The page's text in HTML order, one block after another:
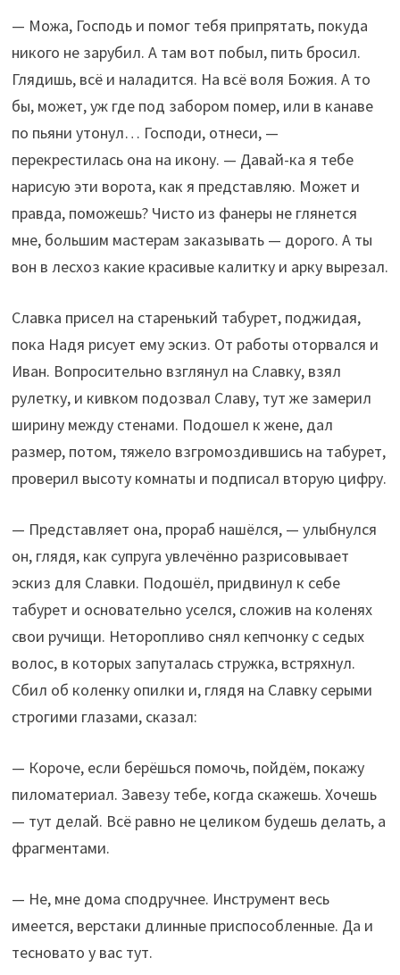
— Можа, Господь и помог тебя припрятать, покуда
никого не зарубил. А там вот побыл, пить бросил.
Глядишь, всё и наладится. На всё воля Божия. А то
бы, может, уж где под забором помер, или в канаве
по пьяни утонул… Господи, отнеси, —
перекрестилась она на икону. — Давай-ка я тебе
нарисую эти ворота, как я представляю. Может и
правда, поможешь? Чисто из фанеры не глянется
мне, большим мастерам заказывать — дорого. А ты
вон в лесхоз какие красивые калитку и арку вырезал.
Славка присел на старенький табурет, поджидая,
пока Надя рисует ему эскиз. От работы оторвался и
Иван. Вопросительно взглянул на Славку, взял
рулетку, и кивком подозвал Славу, тут же замерил
ширину между стенами. Подошел к жене, дал
размер, потом, тяжело взгромоздившись на табурет,
проверил высоту комнаты и подписал вторую цифру.
— Представляет она, прораб нашёлся, — улыбнулся
он, глядя, как супруга увлечённо разрисовывает
эскиз для Славки. Подошёл, придвинул к себе
табурет и основательно уселся, сложив на коленях
свои ручищи. Неторопливо снял кепчонку с седых
волос, в которых запуталась стружка, встряхнул.
Сбил об коленку опилки и, глядя на Славку серыми
строгими глазами, сказал:
— Короче, если берёшься помочь, пойдём, покажу
пиломатериал. Завезу тебе, когда скажешь. Хочешь
— тут делай. Всё равно не целиком будешь делать, а
фрагментами.
— Не, мне дома сподручнее. Инструмент весь
имеется, верстаки длинные приспособленные. Да и
тесновато у вас тут.